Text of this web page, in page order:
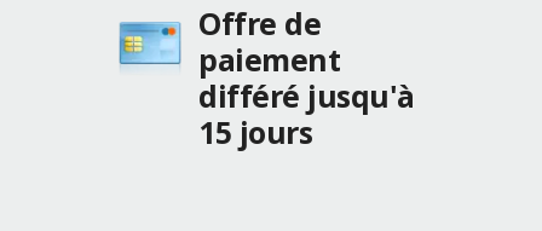
Offre de
paiement
différé jusqu'à
15 jours